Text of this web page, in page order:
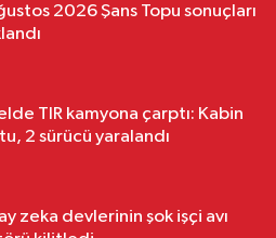
2026 Şans Topu sonuçları
TIR kamyona çarptı: Kabin
2 sürücü yaralandı
zeka devlerinin şok işçi avı